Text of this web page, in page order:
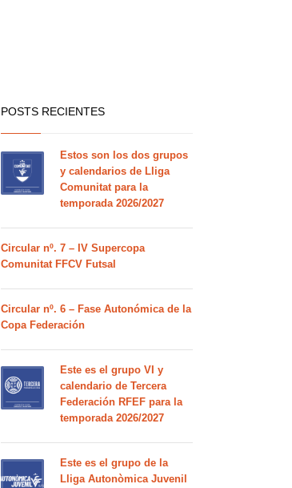
POSTS RECIENTES
Estos son los dos grupos
y calendarios de Lliga
Comunitat para la
temporada 2026/2027
Circular nº. 7 – IV Supercopa
Comunitat FFCV Futsal
Circular nº. 6 – Fase Autonómica de la
Copa Federación
Este es el grupo VI y
calendario de Tercera
Federación RFEF para la
temporada 2026/2027
Este es el grupo de la
Lliga Autonòmica Juvenil